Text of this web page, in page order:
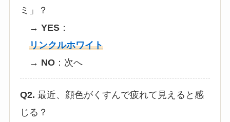
ミ」？
→ YES：
リンクルホワイト
→ NO：次へ
Q2. 最近、顔色がくすんで疲れて見えると感
じる？